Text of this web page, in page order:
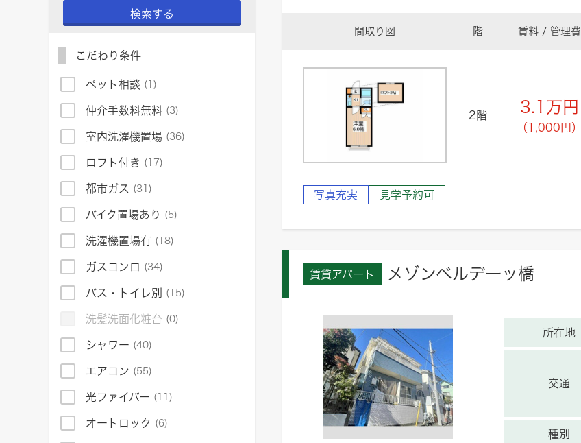
間取り図 階 賃料 / 管理費
2階 3.1 万円
（1,000円）
写真充実 見学予約可
賃貸アパート メゾンベルデ一ッ橋
所在地
交通
種別
検索する
こだわり条件
ペット相談 (1)
仲介手数料無料 (3)
室内洗濯機置場 (36)
ロフト付き (17)
都市ガス (31)
バイク置場あり (5)
洗濯機置場有 (18)
ガスコンロ (34)
バス・トイレ別 (15)
洗髪洗面化粧台 (0)
シャワー (40)
エアコン (55)
光ファイバー (11)
オートロック (6)